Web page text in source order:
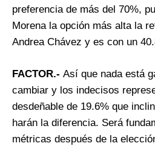
preferencia de más del 70%,
Morena la opción más alta la
Andrea Chávez y es con un
FACTOR.- Así que nada está
cambiar y los indecisos
desdeñable de 19.6% que
harán la diferencia. Será
métricas después de la